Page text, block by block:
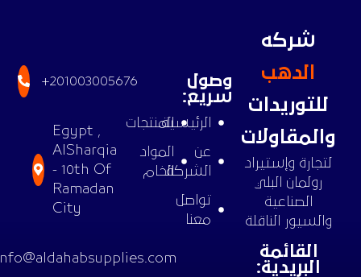
شركه
الدهب
للتوريدات
والمقاولات
لتجارة وإستيراد
رولمان البلي
الصناعية
والسيور الناقلة
القائمة
البريدية:
وصول
سريع:
الرئيسية
الشركة
تواصل
معنا
المنتجات
المواد
الخام
+201003005676
Egypt ,
AlSharqia
- 10th Of
Ramadan
City
info@aldahabsupplies.com